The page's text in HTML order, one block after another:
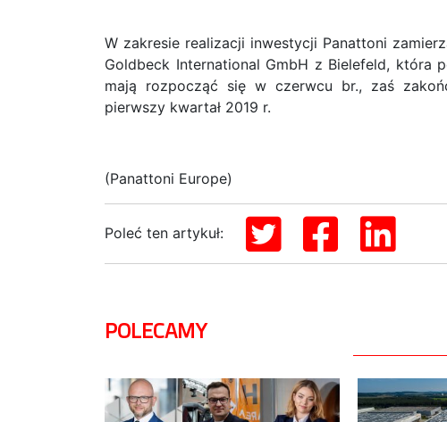
W zakresie realizacji inwestycji Panattoni
Goldbeck International GmbH z Bielefeld, która
mają rozpocząć się w czerwcu br., zaś
pierwszy kwartał 2019 r.
(Panattoni Europe)
Poleć ten artykuł:
POLECAMY